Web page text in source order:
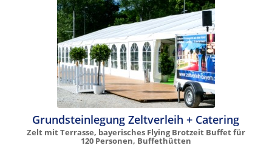
Grundsteinlegung Zeltverleih + Catering
Zelt mit Terrasse, bayerisches Flying Brotzeit Buffet für
120 Personen, Buffethütten